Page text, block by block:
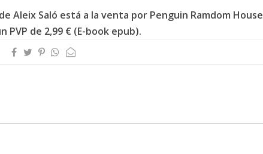
Aleix Saló está a la venta por Penguin Ramdom
PVP de 2,99 € (E-book epub).